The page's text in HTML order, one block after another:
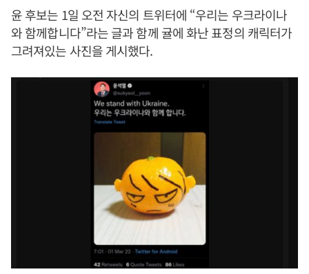
윤 후보는 1일 오전 자신의 트위터에 “우리는 우크라이나
와 함께합니다”라는 글과 함께 귤에 화난 표정의 캐릭터가
그려져있는 사진을 게시했다.